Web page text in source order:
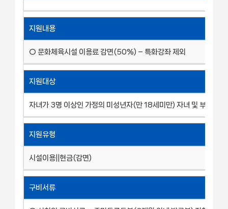
지원내용
○ 문화체육시설 이용료 감면(50%) – 특화강좌 제외
지원대상
자녀가 3명 이상인 가정의 미성년자(만 18세미만) 자녀 및 부모
지원유형
시설이용||현금(감면)
구비서류